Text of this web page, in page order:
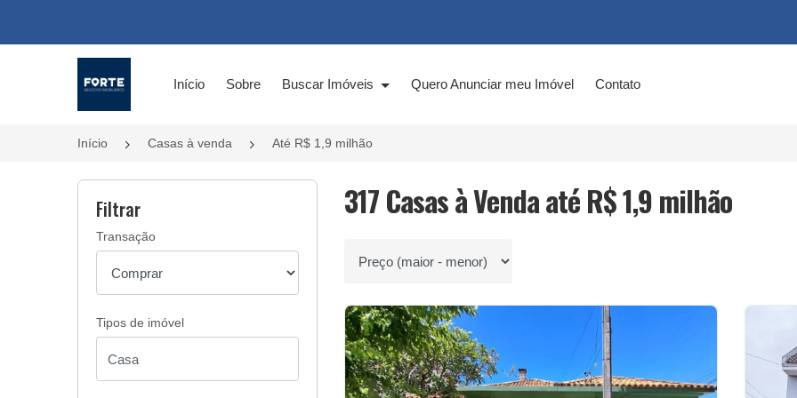
Início Sobre Buscar Imóveis Quero Anunciar meu Imóvel Contato
Início Casas à venda Até R$ 1,9 milhão
Filtrar
Transação
Tipos de imóvel
317 Casas à Venda até R$ 1,9 milhão
Ordenar por